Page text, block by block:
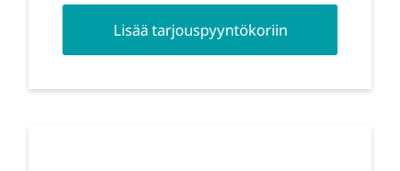
Lisää tarjouspyyntökoriin